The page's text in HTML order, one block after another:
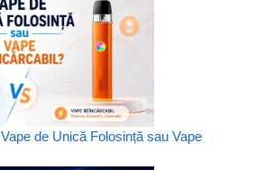
Vape de Unică Folosință sau Vape